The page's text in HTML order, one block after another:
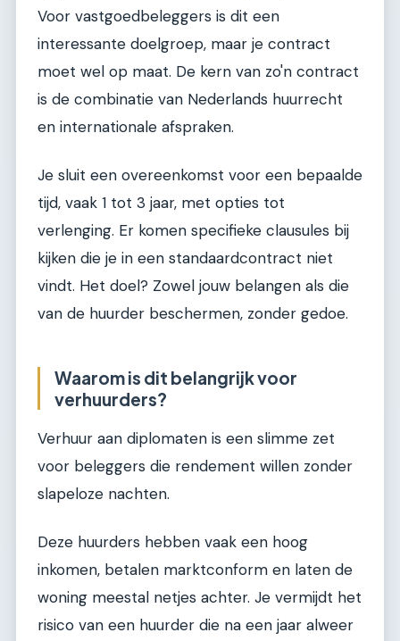
Voor vastgoedbeleggers is dit een
interessante doelgroep, maar je contract
moet wel op maat. De kern van zo'n contract
is de combinatie van Nederlands huurrecht
en internationale afspraken.
Je sluit een overeenkomst voor een bepaalde
tijd, vaak 1 tot 3 jaar, met opties tot
verlenging. Er komen specifieke clausules bij
kijken die je in een standaardcontract niet
vindt. Het doel? Zowel jouw belangen als die
van de huurder beschermen, zonder gedoe.
Waarom is dit belangrijk voor
verhuurders?
Verhuur aan diplomaten is een slimme zet
voor beleggers die rendement willen zonder
slapeloze nachten.
Deze huurders hebben vaak een hoog
inkomen, betalen marktconform en laten de
woning meestal netjes achter. Je vermijdt het
risico van een huurder die na een jaar alweer